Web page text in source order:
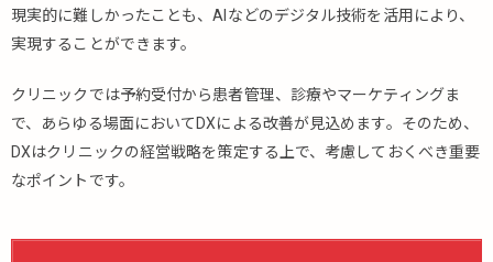
現実的に難しかったことも、AIなどのデジタル技術を活用により、
実現することができます。
クリニックでは予約受付から患者管理、診療やマーケティングま
で、あらゆる場面においてDXによる改善が見込めます。そのため、
DXはクリニックの経営戦略を策定する上で、考慮しておくべき重要
なポイントです。